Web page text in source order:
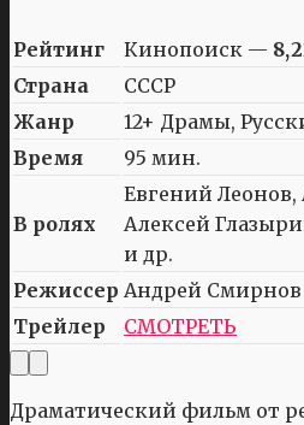
Рейтинг Кинопоиск —
Страна
СССР
Жанр
12+ Драмы,
Время
95 мин.
В ролях
Евгений
Алексей
и др.
Режиссер Андрей Смирнов
Трейлер
СМОТРЕТЬ
Драматический фильм от